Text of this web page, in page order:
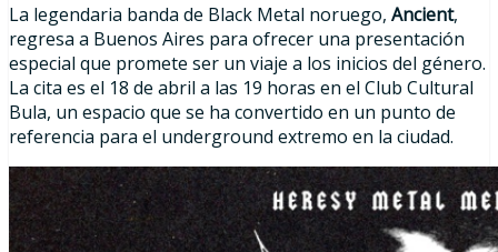
La legendaria banda de Black Metal noruego, Ancient,
regresa a Buenos Aires para ofrecer una presentación
especial que promete ser un viaje a los inicios del género.
La cita es el 18 de abril a las 19 horas en el Club Cultural
Bula, un espacio que se ha convertido en un punto de
referencia para el underground extremo en la ciudad.